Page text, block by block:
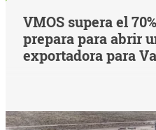
VMOS supera el
prepara para abrir
exportadora para